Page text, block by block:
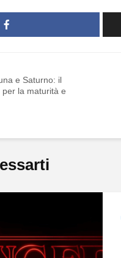
e Saturno: il
la maturità e